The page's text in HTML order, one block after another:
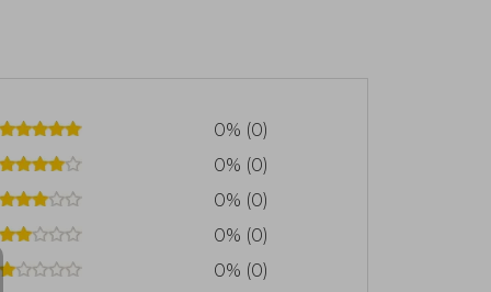
0% (0)
0% (0)
0% (0)
0% (0)
0% (0)